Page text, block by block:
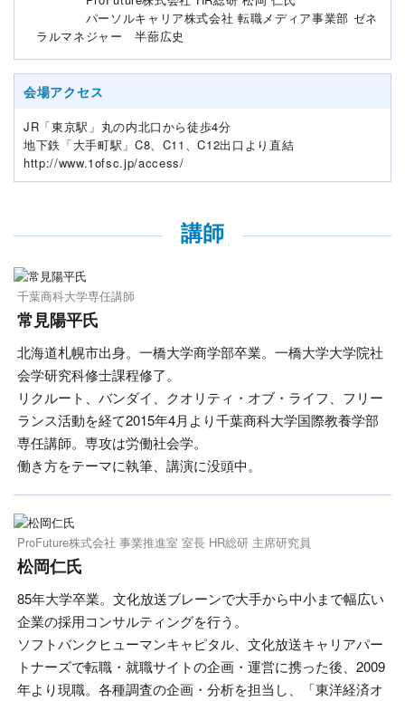
パーソルキャリア株式会社 転職メディア事業部 ゼネ
ラルマネジャー 半蔀広史
会場アクセス
JR「東京駅」丸の内北口から徒歩4分
地下鉄「大手町駅」C8、C11、C12出口より直結
http://www.1ofsc.jp/access/
講師
千葉商科大学専任講師
常見陽平氏
北海道札幌市出身。一橋大学商学部卒業。一橋大学大学院社
会学研究科修士課程修了。
リクルート、バンダイ、クオリティ・オブ・ライフ、フリー
ランス活動を経て2015年4月より千葉商科大学国際教養学部
専任講師。専攻は労働社会学。
働き方をテーマに執筆、講演に没頭中。
ProFuture株式会社 事業推進室 室長 HR総研 主席研究員
松岡仁氏
85年大学卒業。文化放送ブレーンで大手から中小まで幅広い
企業の採用コンサルティングを行う。
ソフトバンクヒューマンキャピタル、文化放送キャリアパー
トナーズで転職・就職サイトの企画・運営に携った後、2009
年より現職。各種調査の企画・分析を担当し、「東洋経済オ